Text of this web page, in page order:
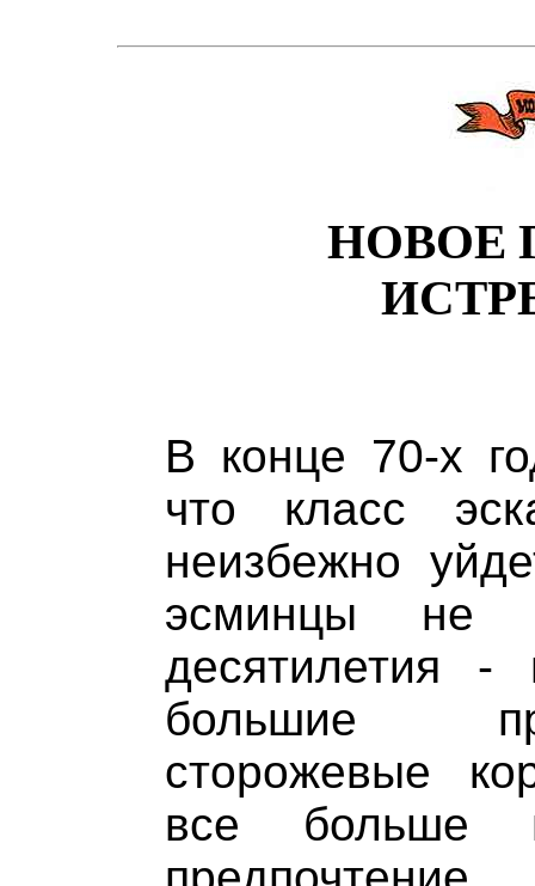
НОВОЕ
В конце 70-х
что класс
неизбежно
эсминцы не
десятилетия
большие
сторожевые
все больше